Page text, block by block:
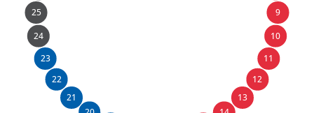
9
10
11
12
13
21
22
23
24
25